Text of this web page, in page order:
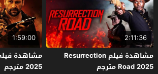
2:11:36
مشاهدة فيلم Resurrection
Road 2025 مترجم
1:59:00
2025 مترجم